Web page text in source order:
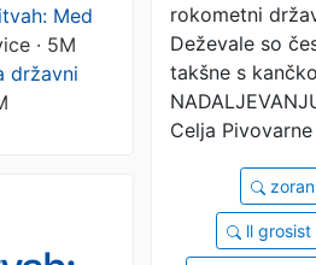
Med
· 5M
državni
rokometni
Deževale so
takšne s
Celja
ll grosist